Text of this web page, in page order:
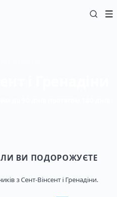
ВИ ПОДОРОЖУЄТЕ
з Сент-Вінсент і Гренадіни.